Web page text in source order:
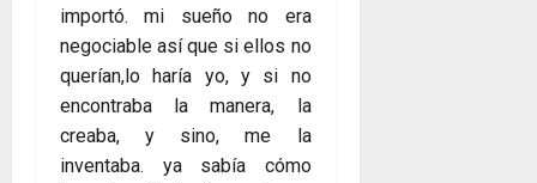
importó. mi sueño no era
negociable así que si ellos no
querían,lo haría yo, y si no
encontraba la manera, la
creaba, y sino, me la
inventaba. ya sabía cómo